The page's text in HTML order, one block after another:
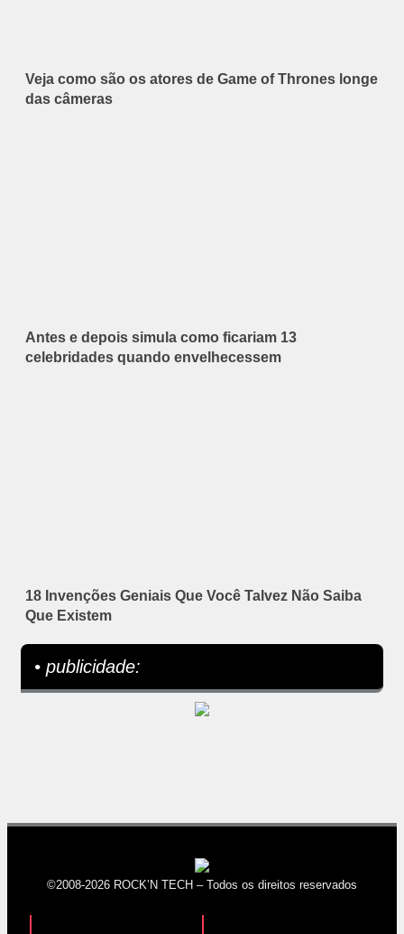
Veja como são os atores de Game of Thrones longe
das câmeras
Antes e depois simula como ficariam 13
celebridades quando envelhecessem
18 Invenções Geniais Que Você Talvez Não Saiba
Que Existem
• publicidade:
©2008-2026 ROCK’N TECH – Todos os direitos reservados